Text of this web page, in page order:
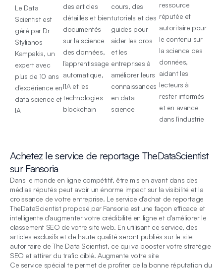
Le Data
Scientist est
géré par Dr
Stylianos
Kampakis, un
expert avec
plus de 10 ans
d'expérience en
data science et
IA
des articles
détaillés et bien
documentés
sur la science
des données,
l'apprentissage
automatique,
l'IA et les
technologies
blockchain
cours, des
tutoriels et des
guides pour
aider les pros
et les
entreprises à
améliorer leurs
connaissances
en data
science
ressource
réputée et
autoritaire pour
le contenu sur
la science des
données,
aidant les
lecteurs à
rester informés
et en avance
dans l'industrie
Achetez le service de reportage TheDataScientist
sur Fansoria
Dans le monde en ligne compétitif, être mis en avant dans des
médias réputés peut avoir un énorme impact sur la visibilité et la
croissance de votre entreprise. Le service d'achat de reportage
TheDataScientist proposé par Fansoria est une façon efficace et
intelligente d'augmenter votre crédibilité en ligne et d'améliorer le
classement SEO de votre site web. En utilisant ce service, des
articles exclusifs et de haute qualité seront publiés sur le site
autoritaire de The Data Scientist, ce qui va booster votre stratégie
SEO et attirer du trafic ciblé. Augmente votre site
Ce service spécial te permet de profiter de la bonne réputation du